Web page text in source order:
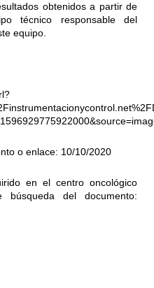
obtenidos a partir de
técnico responsable del
equipo.
o enlace: 10/10/2020
en el centro oncológico
del documento: